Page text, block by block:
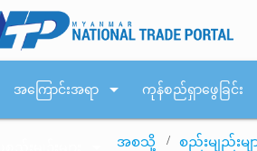
အကြောင်းအရာ arrow_drop_down ကုန်စည်ရှာဖွေခြင်း
အစသို့ စည်းမျည်းမျ